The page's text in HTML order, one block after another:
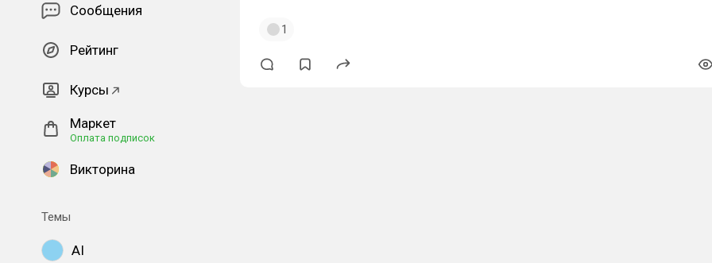
Сообщения
Рейтинг
Курсы
Маркет
Оплата подписок
Викторина
Темы
AI
1